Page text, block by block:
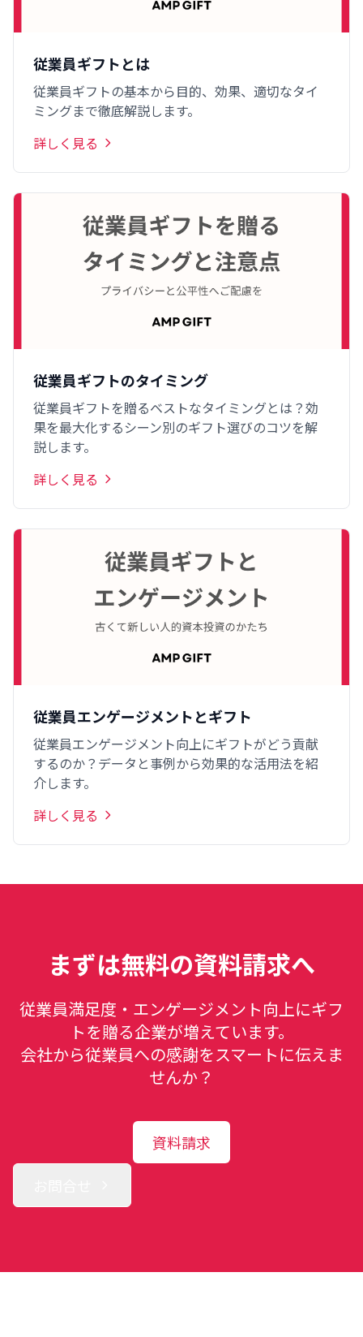
従業員ギフトとは
従業員ギフトの基本から目的、効果、適切なタイ
ミングまで徹底解説します。
詳しく見る
従業員ギフトのタイミング
従業員ギフトを贈るベストなタイミングとは？効
果を最大化するシーン別のギフト選びのコツを解
説します。
詳しく見る
従業員エンゲージメントとギフト
従業員エンゲージメント向上にギフトがどう貢献
するのか？データと事例から効果的な活用法を紹
介します。
詳しく見る
まずは無料の資料請求へ
従業員満足度・エンゲージメント向上にギフ
トを贈る企業が増えています。
会社から従業員への感謝をスマートに伝えま
せんか？
資料請求